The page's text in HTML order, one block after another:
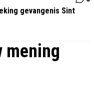
gevangenis Sint
mening